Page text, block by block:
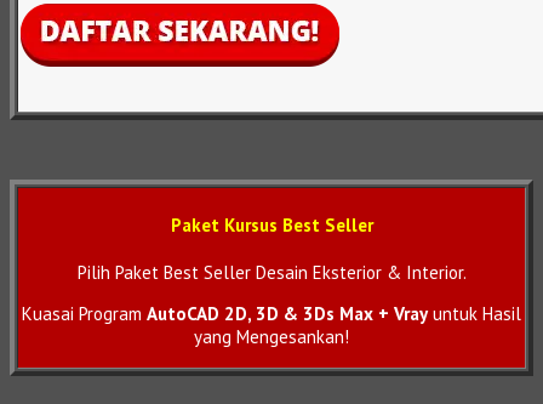
Paket Kursus Best Seller
Pilih Paket Best Seller Desain Eksterior & Interior.
Kuasai Program AutoCAD 2D, 3D & 3Ds Max + Vrayuntuk Hasil
yang Mengesankan!